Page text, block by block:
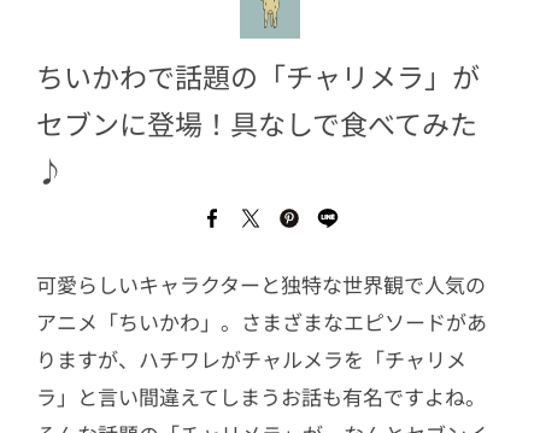
ちいかわで話題の「チャリメラ」が
セブンに登場！具なしで食べてみた
♪
可愛らしいキャラクターと独特な世界観で人気の
アニメ「ちいかわ」。さまざまなエピソードがあ
りますが、ハチワレがチャルメラを「チャリメ
ラ」と言い間違えてしまうお話も有名ですよね。